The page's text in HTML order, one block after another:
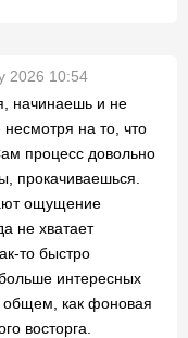
2026 10:54
начинаешь и не
на то, что
процесс довольно
прокачиваешься.
ощущение
не хватает
то быстро
интересных
как фоновая
восторга.